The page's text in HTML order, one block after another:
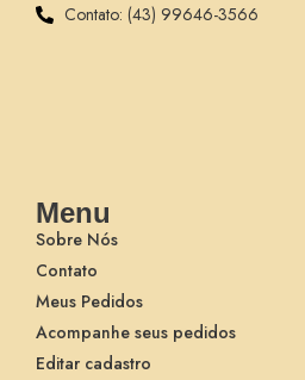
Contato: (43) 99646-3566
Menu
Sobre Nós
Contato
Meus Pedidos
Acompanhe seus pedidos
Editar cadastro